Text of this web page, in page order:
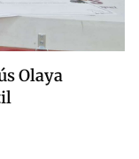
Olaya